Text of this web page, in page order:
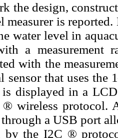
the design,
measurer is
water level in
a
with the
sensor that uses the
displayed in a
® wireless protocol.
a USB port
by the I2C ®